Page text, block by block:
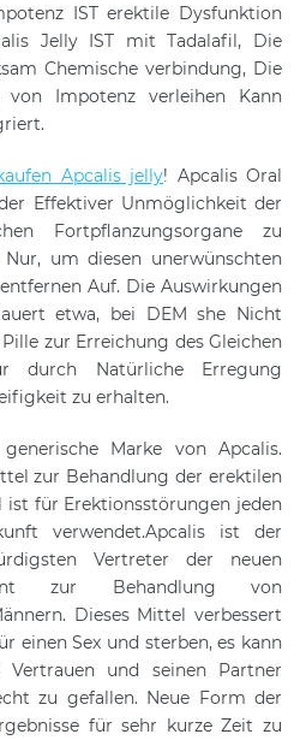
IST erektile Dysfunktion
Jelly IST mit Tadalafil, Die
Chemische verbindung, Die
Impotenz verleihen Kann
Apcalis jelly! Apcalis Oral
Effektiver Unmöglichkeit der
Fortpflanzungsorgane zu
um diesen unerwünschten
Auf. Die Auswirkungen
etwa, bei DEM she Nicht
zur Erreichung des Gleichen
durch Natürliche Erregung
zu erhalten.
Marke von Apcalis.
zur Behandlung der erektilen
ist für Erektionsstörungen jeden
verwendet.Apcalis ist der
Vertreter der neuen
zur Behandlung von
Dieses Mittel verbessert
einen Sex und sterben, es kann
und seinen Partner
zu gefallen. Neue Form der
für sehr kurze Zeit zu